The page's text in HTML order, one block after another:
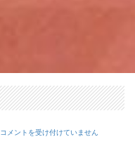
コメントを受け付けていません